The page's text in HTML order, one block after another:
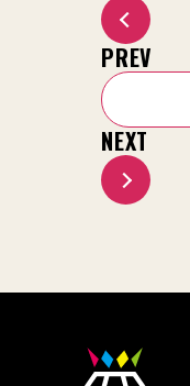
PREV
NEXT